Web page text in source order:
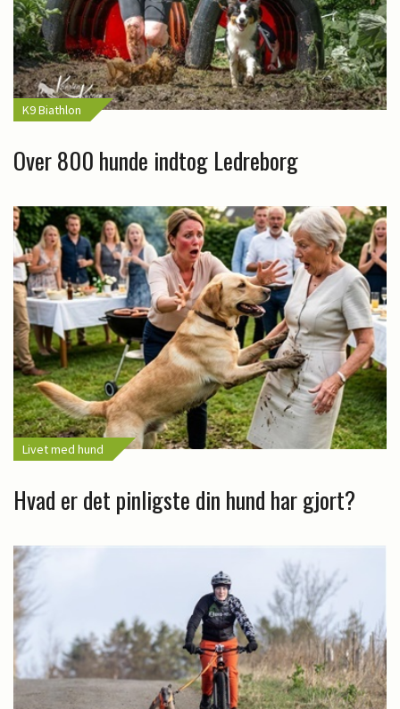
K9 Biathlon
Over 800 hunde indtog Ledreborg
Livet med hund
Hvad er det pinligste din hund har gjort?